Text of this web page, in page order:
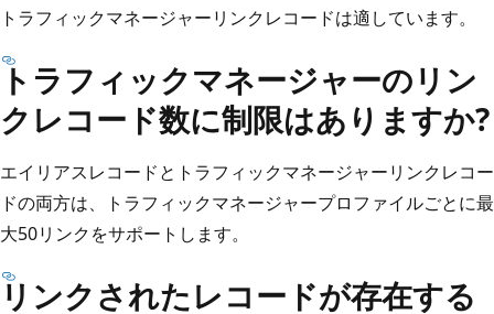
トラフィックマネージャーリンクレコードは適しています。
トラフィックマネージャーのリン
クレコード数に制限はありますか?
エイリアスレコードとトラフィックマネージャーリンクレコー
ドの両方は、トラフィックマネージャープロファイルごとに最
大50リンクをサポートします。
リンクされたレコードが存在する